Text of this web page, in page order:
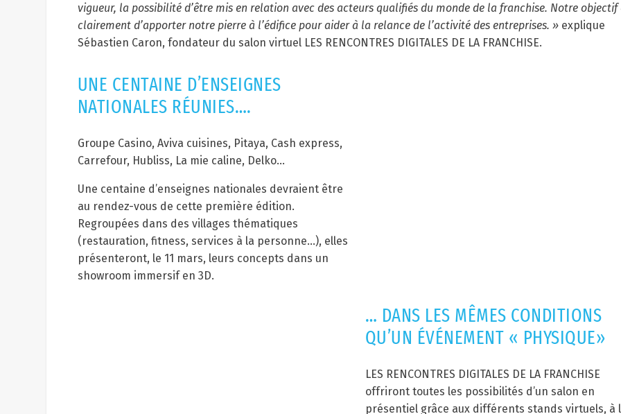
vigueur, la possibilité d’être mis en relation avec des acteurs qualifiés du monde de la franchise. Notre objectif
clairement d’apporter notre pierre à l’édifice pour aider à la relance de l’activité des entreprises. » explique
Sébastien Caron, fondateur du salon virtuel LES RENCONTRES DIGITALES DE LA FRANCHISE.​
UNE CENTAINE D’ENSEIGNES
NATIONALES RÉUNIES….
Groupe Casino, Aviva cuisines, Pitaya, Cash express,
Carrefour, Hubliss, La mie caline, Delko…
Une centaine d’enseignes nationales devraient être
au rendez-vous de cette première édition.
Regroupées dans des villages thématiques
(restauration, fitness, services à la personne…), elles
présenteront, le 11 mars, leurs concepts dans un
showroom immersif en 3D.
… DANS LES MÊMES CONDITIONS
QU’UN ÉVÉNEMENT « PHYSIQUE»
LES RENCONTRES DIGITALES DE LA FRANCHISE
offriront toutes les possibilités d’un salon en
présentiel grâce aux différents stands virtuels, à